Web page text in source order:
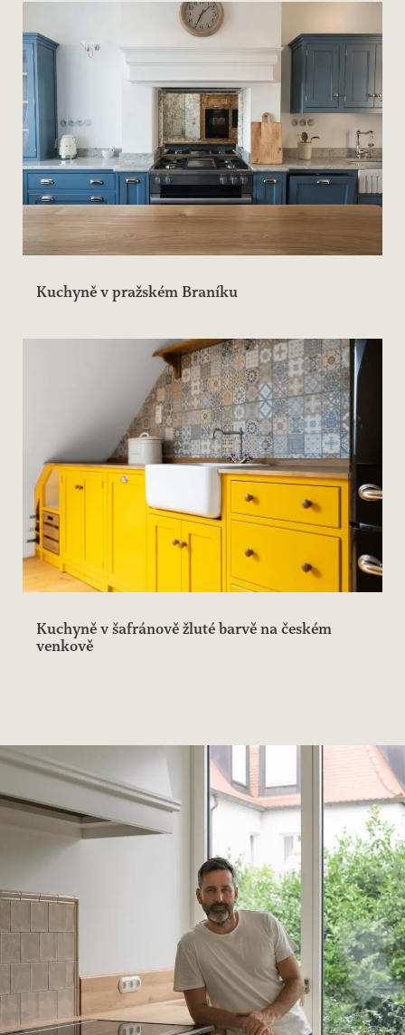
Kuchyně v pražském Braníku
Kuchyně v šafránově žluté barvě na českém
venkově